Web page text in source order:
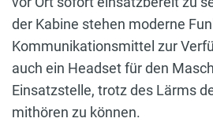
der Kabine stehen moderne
Kommunikationsmittel zur
auch ein Headset für den
Einsatzstelle, trotz des Lärms
mithören zu können.